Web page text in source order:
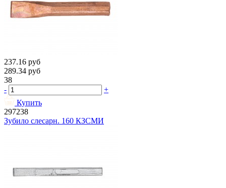
237.16 руб
289.34 руб
38
-
+
Купить
297238
Зубило слесарн. 160 КЗСМИ